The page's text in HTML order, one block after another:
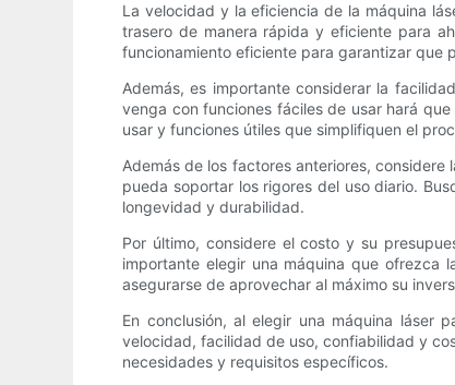
La velocidad y la eficiencia de la máquina
trasero de manera rápida y eficiente para
funcionamiento eficiente para garantizar que
Además, es importante considerar la
venga con funciones fáciles de usar hará
usar y funciones útiles que simplifiquen el
Además de los factores anteriores,
pueda soportar los rigores del uso diario.
longevidad y durabilidad.
Por último, considere el costo y su
importante elegir una máquina que ofrezca
asegurarse de aprovechar al máximo su
En conclusión, al elegir una máquina láser
velocidad, facilidad de uso, confiabilidad y
necesidades y requisitos específicos.